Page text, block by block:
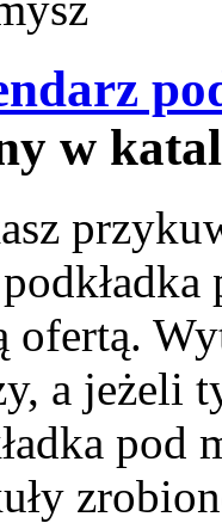
w
ofertą.
a jeżeli
pod